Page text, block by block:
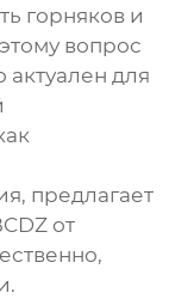
горняков и
вопрос
актуален для
предлагает
от